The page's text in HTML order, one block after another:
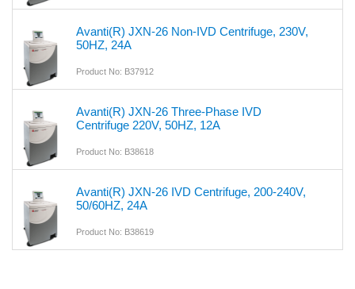
Avanti(R) JXN-26 Non-IVD Centrifuge, 230V,
50HZ, 24A
Product No: B37912
Avanti(R) JXN-26 Three-Phase IVD
Centrifuge 220V, 50HZ, 12A
Product No: B38618
Avanti(R) JXN-26 IVD Centrifuge, 200-240V,
50/60HZ, 24A
Product No: B38619